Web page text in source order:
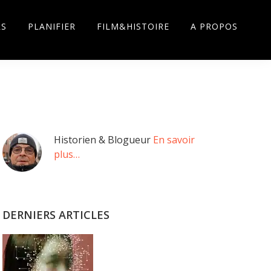
PLANIFIER FILM&HISTOIRE A PROPOS
Barre
latérale
Historien & Blogueur En savoir
plus…
DERNIERS ARTICLES